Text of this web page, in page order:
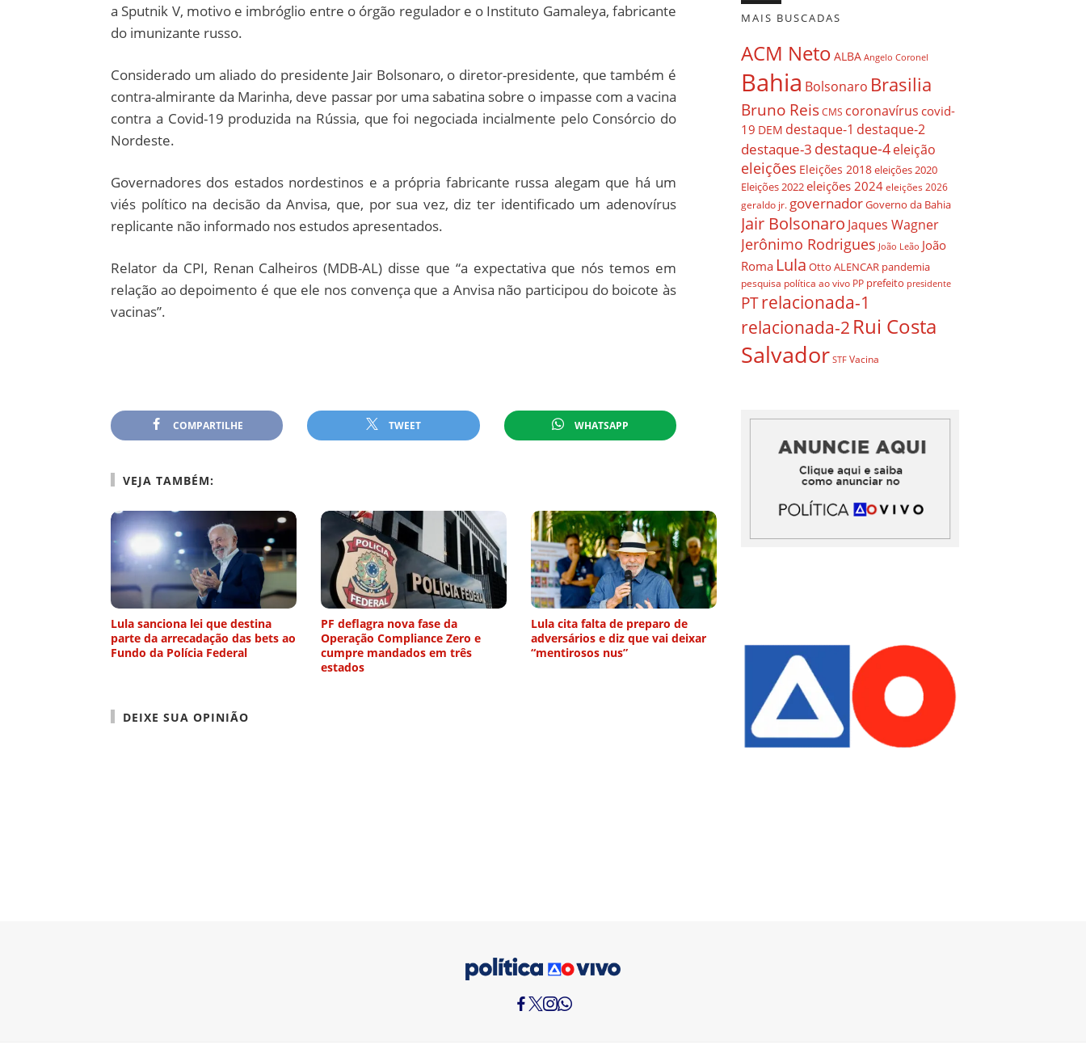
a Sputnik V, motivo e imbróglio entre o órgão regulador e o Instituto Gamaleya, fabricante
do imunizante russo.
Considerado um aliado do presidente Jair Bolsonaro, o diretor-presidente, que também é
contra-almirante da Marinha, deve passar por uma sabatina sobre o impasse com a vacina
contra a Covid-19 produzida na Rússia, que foi negociada incialmente pelo Consórcio do
Nordeste.
Governadores dos estados nordestinos e a própria fabricante russa alegam que há um
viés político na decisão da Anvisa, que, por sua vez, diz ter identificado um adenovírus
replicante não informado nos estudos apresentados.
Relator da CPI, Renan Calheiros (MDB-AL) disse que “a expectativa que nós temos em
relação ao depoimento é que ele nos convença que a Anvisa não participou do boicote às
vacinas”.
COMPARTILHE TWEET WHATSAPP
VEJA TAMBÉM:
Lula sanciona lei que destina
parte da arrecadação das bets ao
Fundo da Polícia Federal
PF deflagra nova fase da
Operação Compliance Zero e
cumpre mandados em três
estados
Lula cita falta de preparo de
adversários e diz que vai deixar
“mentirosos nus”
DEIXE SUA OPINIÃO
MAIS BUSCADAS
ACM Neto ALBA Angelo Coronel
Bahia Bolsonaro Brasilia
Bruno ReisCMS coronavírus covid-
19 DEM destaque-1 destaque-2
destaque-3 destaque-4eleição
eleições Eleições 2018eleições 2020
Eleições 2022eleições 2024 eleições 2026
geraldo jr. governadorGoverno da Bahia
Jair Bolsonaro Jaques Wagner
Jerônimo Rodrigues João Leão João
Roma Lula Otto ALENCAR pandemia
pesquisa política ao vivo PP prefeito presidente
PTrelacionada-1
relacionada-2 Rui Costa
Salvador STF Vacina